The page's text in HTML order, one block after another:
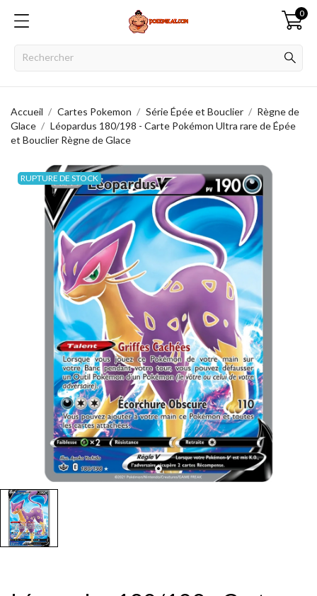
0
Accueil Cartes Pokemon Série Épée et Bouclier
Règne de
Glace
Léopardus 180/198 - Carte Pokémon Ultra rare de Épée
et Bouclier Règne de Glace
RUPTURE DE STOCK